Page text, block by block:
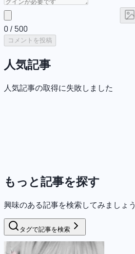
0 / 500
コメントを投稿
人気記事
人気記事の取得に失敗しました
もっと記事を探す
興味のある記事を検索してみましょう
タグで記事を検索